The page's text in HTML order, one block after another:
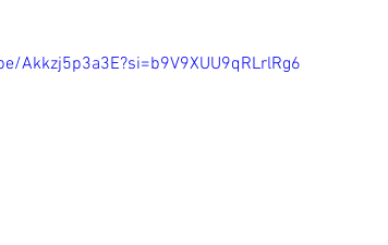
Akkzj5p3a3E?si=b9V9XUU9qRLrlRg6